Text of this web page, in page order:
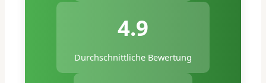
4.9
Durchschnittliche Bewertung